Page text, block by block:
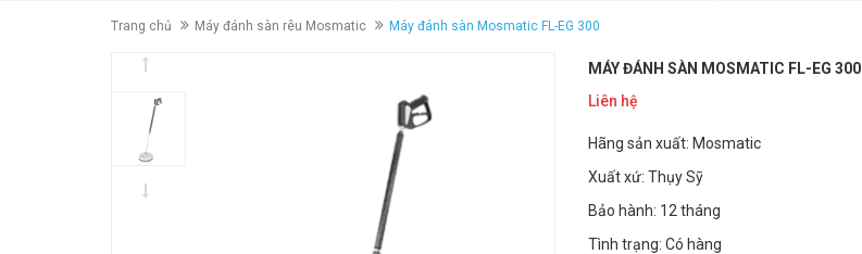
Trang chủ Máy đánh sàn rêu Mosmatic Máy đánh sàn Mosmatic FL-EG 300
MÁY ĐÁNH SÀN MOSMATIC FL-EG 300
Liên hệ
Hãng sản xuất: Mosmatic
Xuất xứ: Thụy Sỹ
Bảo hành: 12 tháng
Tình trạng: Có hàng